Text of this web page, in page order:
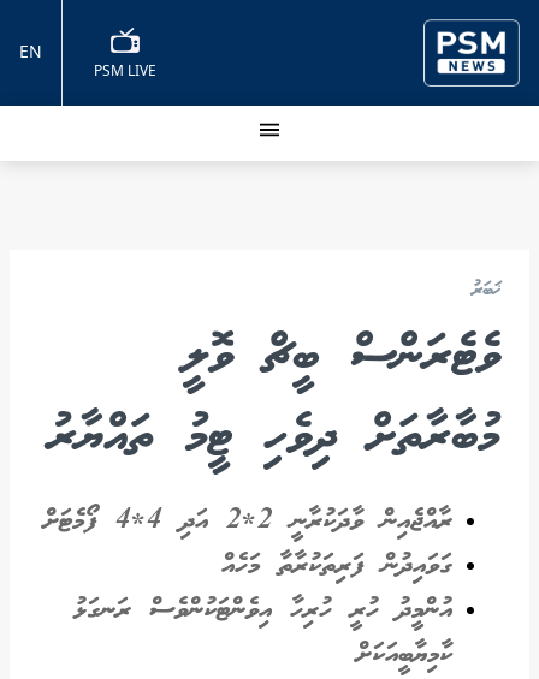
PSM LIVE
EN
ޚަބަރު
ވެޓެރަންސް ބީޗް ވޮލީ
މުބާރާތަށް ދިވެހި ޓީމު ތައްޔާރު
ރާއްޖެއިން ވާދަކުރާނީ 2*2 އަދި 4*4 ފޯމެޓަށް
ގަވައިދުން ފަރިތަކުރާތާ މަހެއް
އުންމީދު ހުރީ ހުރިހާ އިވެންޓަކުންވެސް ރަނގަޅު
ކާމިޔާބީއަކަށް